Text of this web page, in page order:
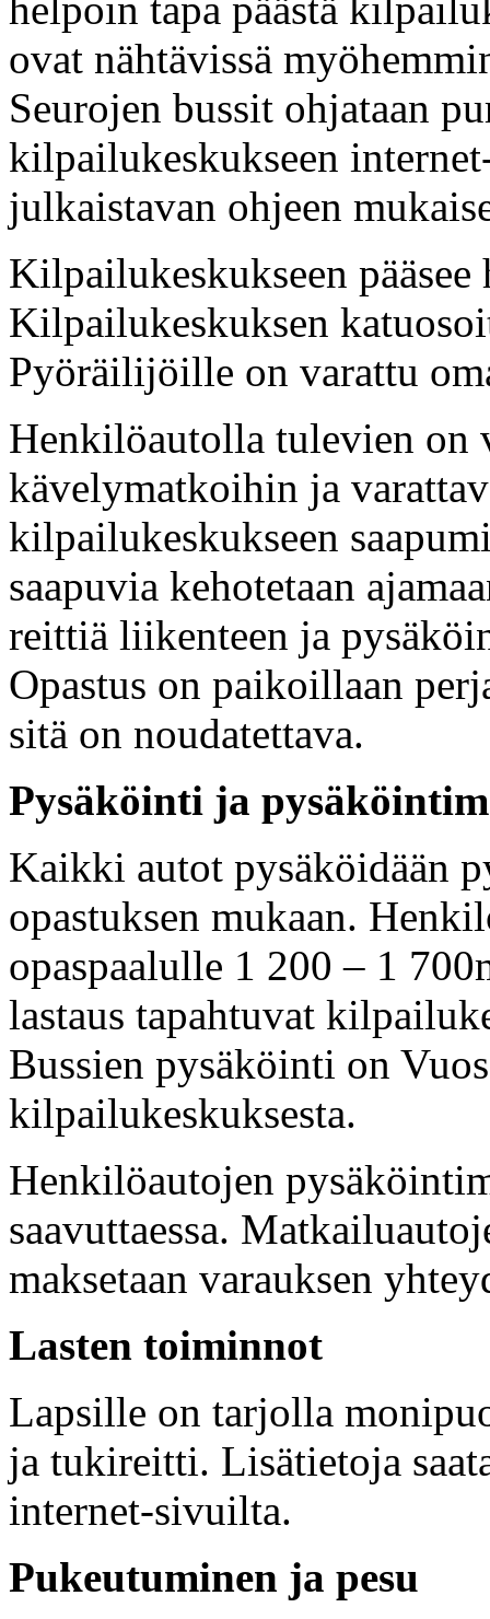
helpoin tapa päästä
ovat nähtävissä
Seurojen bussit ohjataan
kilpailukeskukseen
julkaistavan ohjeen
Kilpailukeskukseen
Kilpailukeskuksen
Pyöräilijöille on varattu
Henkilöautolla tulevien on
kävelymatkoihin ja
kilpailukeskukseen
saapuvia kehotetaan
reittiä liikenteen ja
Opastus on paikoillaan
sitä on noudatettava.
Pysäköinti ja
Kaikki autot pysäköidään
opastuksen mukaan.
opaspaalulle 1 200 – 1
lastaus tapahtuvat
Bussien pysäköinti on
kilpailukeskuksesta.
Henkilöautojen
saavuttaessa.
maksetaan varauksen
Lasten toiminnot
Lapsille on tarjolla
ja tukireitti. Lisätietoja
internet-sivuilta.
Pukeutuminen ja pesu